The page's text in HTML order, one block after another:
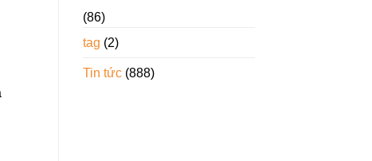
(86)
tag (2)
Tin tức(888)